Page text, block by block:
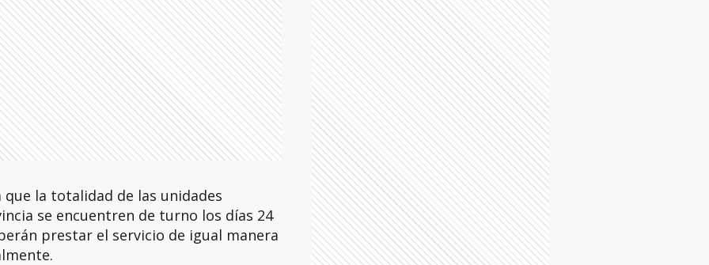
la totalidad de las unidades
se encuentren de turno los días 24
prestar el servicio de igual manera